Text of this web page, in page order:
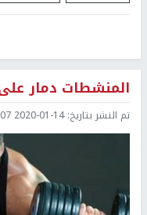
المنشطات دمار
تم النشر بتاريخ:2020-01-14 14:07